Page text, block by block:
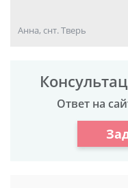
Анна, снт. Тверь
Ответ на